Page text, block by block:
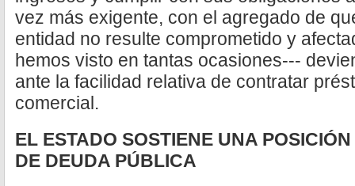
vez más exigente, con el agregado de
entidad no resulte comprometido y
hemos visto en tantas ocasiones---
ante la facilidad relativa de contratar
comercial.
EL ESTADO SOSTIENE UNA
DE DEUDA PÚBLICA